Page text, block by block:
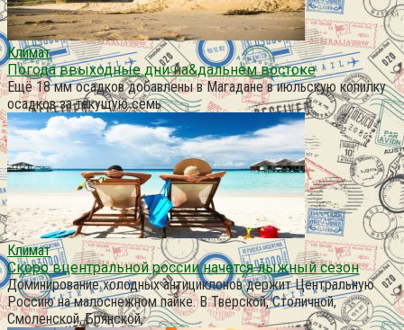
Климат
Погода ввыходные дни на&дальнем востоке
Ещё 18 мм осадков добавлены в Магадане в июльскую копилку
осадков за текущую семь
Климат
Скоро вцентральной россии начется лыжный сезон
Доминирование холодных антициклонов держит Центральную
Россию на малоснежном пайке. В Тверской, Столичной,
Смоленской, Брянской,